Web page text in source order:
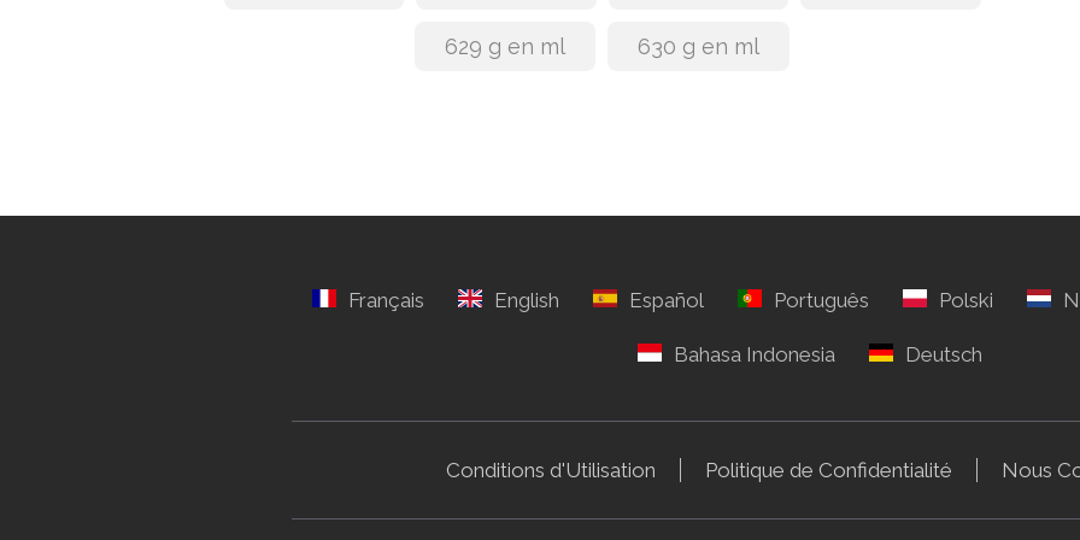
629 g en ml 630 g en ml
Conditions d'Utilisation Politique de Confidentialité Nous